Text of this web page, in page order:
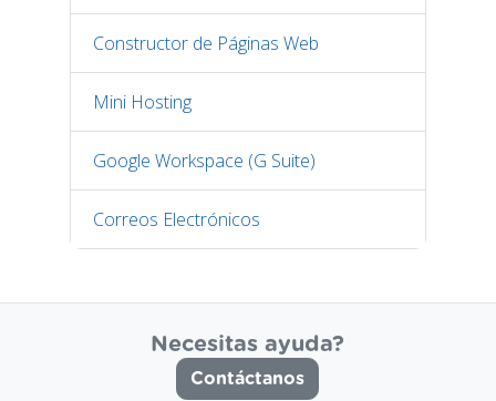
Constructor de Páginas Web
Mini Hosting
Google Workspace (G Suite)
Correos Electrónicos
Necesitas ayuda?
Contáctanos